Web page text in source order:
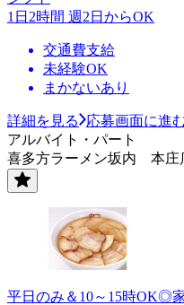
1日2時間 週2日からOK
交通費支給
未経験OK
まかないあり
詳細を見る
応募画面に進
アルバイト・パート
喜多方ラーメン坂内 本庄
平日のみ＆10～15時OK◎